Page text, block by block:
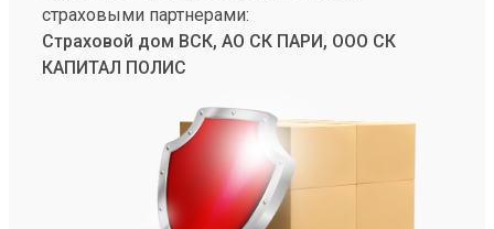
страховыми партнерами:
Страховой дом ВСК, АО СК ПАРИ, ООО СК
КАПИТАЛ ПОЛИС